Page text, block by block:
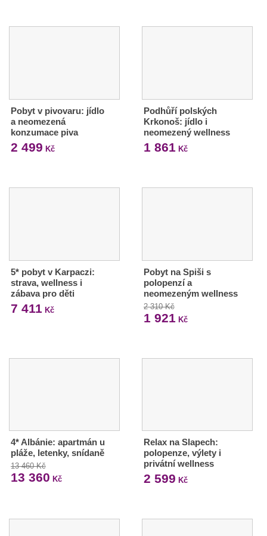
Pobyt v pivovaru: jídlo
a neomezená
konzumace piva
2 499 Kč
Podhůří polských
Krkonoš: jídlo i
neomezený wellness
1 861 Kč
5* pobyt v Karpaczi:
strava, wellness i
zábava pro děti
7 411 Kč
Pobyt na Spiši s
polopenzí a
neomezeným wellness
2 310 Kč
1 921 Kč
4* Albánie: apartmán u
pláže, letenky, snídaně
13 460 Kč
13 360 Kč
Relax na Slapech:
polopenze, výlety i
privátní wellness
2 599 Kč